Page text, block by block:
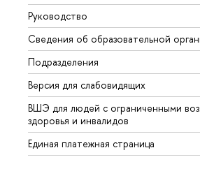
Руководство
Сведения об образовательной
Подразделения
Версия для слабовидящих
ВШЭ для людей с ограниченными
здоровья и инвалидов
Единая платежная страница